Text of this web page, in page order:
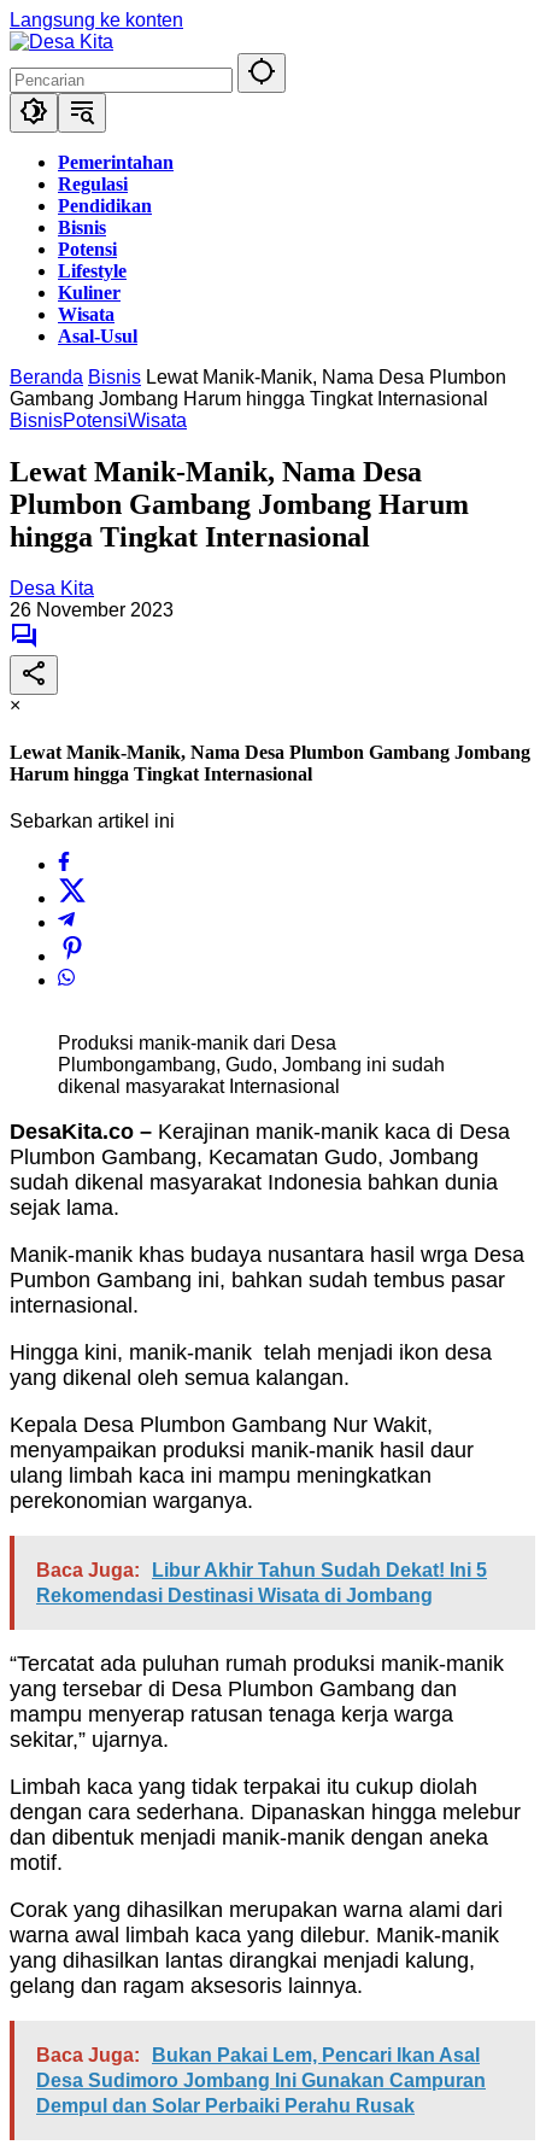
Langsung ke konten
Pemerintahan
Regulasi
Pendidikan
Bisnis
Potensi
Lifestyle
Kuliner
Wisata
Asal-Usul
Beranda Bisnis Lewat Manik-Manik, Nama Desa Plumbon
Gambang Jombang Harum hingga Tingkat Internasional
BisnisPotensiWisata
Lewat Manik-Manik, Nama Desa
Plumbon Gambang Jombang Harum
hingga Tingkat Internasional
Desa Kita
26 November 2023
×
Lewat Manik-Manik, Nama Desa Plumbon Gambang Jombang
Harum hingga Tingkat Internasional
Sebarkan artikel ini
Produksi manik-manik dari Desa
Plumbongambang, Gudo, Jombang ini sudah
dikenal masyarakat Internasional
DesaKita.co – Kerajinan manik-manik kaca di Desa
Plumbon Gambang, Kecamatan Gudo, Jombang
sudah dikenal masyarakat Indonesia bahkan dunia
sejak lama.
Manik-manik khas budaya nusantara hasil wrga Desa
Pumbon Gambang ini, bahkan sudah tembus pasar
internasional.
Hingga kini, manik-manik telah menjadi ikon desa
yang dikenal oleh semua kalangan.
Kepala Desa Plumbon Gambang Nur Wakit,
menyampaikan produksi manik-manik hasil daur
ulang limbah kaca ini mampu meningkatkan
perekonomian warganya.
Baca Juga:
Libur Akhir Tahun Sudah Dekat! Ini 5
Rekomendasi Destinasi Wisata di Jombang
“Tercatat ada puluhan rumah produksi manik-manik
yang tersebar di Desa Plumbon Gambang dan
mampu menyerap ratusan tenaga kerja warga
sekitar,” ujarnya.
Limbah kaca yang tidak terpakai itu cukup diolah
dengan cara sederhana. Dipanaskan hingga melebur
dan dibentuk menjadi manik-manik dengan aneka
motif.
Corak yang dihasilkan merupakan warna alami dari
warna awal limbah kaca yang dilebur. Manik-manik
yang dihasilkan lantas dirangkai menjadi kalung,
gelang dan ragam aksesoris lainnya.
Baca Juga:
Bukan Pakai Lem, Pencari Ikan Asal
Desa Sudimoro Jombang Ini Gunakan Campuran
Dempul dan Solar Perbaiki Perahu Rusak